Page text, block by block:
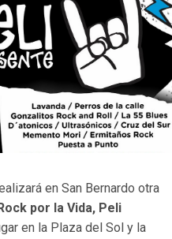
en San Bernardo otra
por la Vida, Peli
en la Plaza del Sol y la